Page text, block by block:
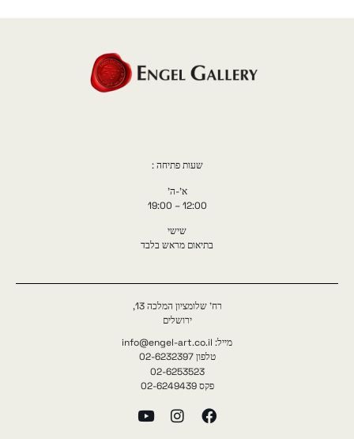
שעות פתיחה :
א'-ה'
12:00 – 19:00
שישי
בתיאום מראש בלבד
רח' שלומציון המלכה 13,
ירושלים
מייל: info@engel-art.co.il
טלפון 02-6232397
02-6253523
פקס 02-6249439